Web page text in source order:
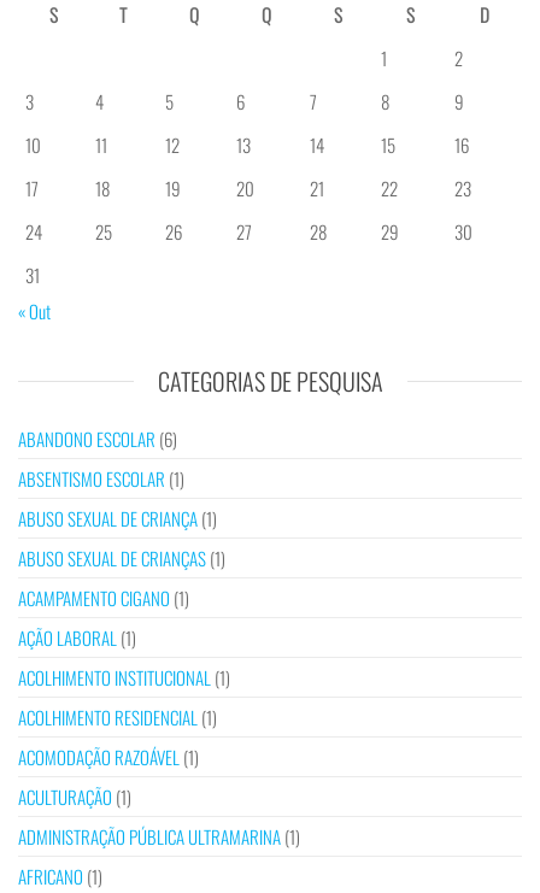
S
T Q Q S S
D
1
2
3
4 5 6 7 8
9
10
11 12 13 14 15
16
17
18 19 20 21 22
23
24
25 26 27 28 29
30
31
« Out
CATEGORIAS DE PESQUISA
ABANDONO ESCOLAR (6)
ABSENTISMO ESCOLAR (1)
ABUSO SEXUAL DE CRIANÇA(1)
ABUSO SEXUAL DE CRIANÇAS(1)
ACAMPAMENTO CIGANO (1)
AÇÃO LABORAL (1)
ACOLHIMENTO INSTITUCIONAL (1)
ACOLHIMENTO RESIDENCIAL (1)
ACOMODAÇÃO RAZOÁVEL (1)
ACULTURAÇÃO (1)
ADMINISTRAÇÃO PÚBLICA ULTRAMARINA(1)
AFRICANO (1)